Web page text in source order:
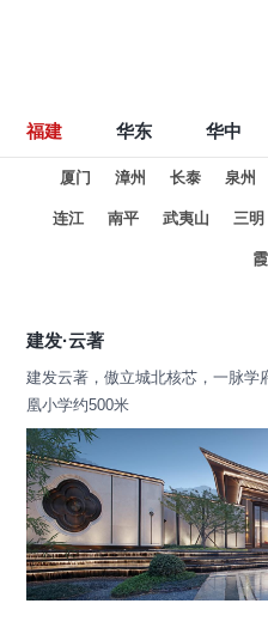
福建 华东 华中
厦门 漳州 长泰 泉州
连江 南平 武夷山 三明
建发·云著
建发云著，傲立城北核芯，一脉学
凰小学约500米